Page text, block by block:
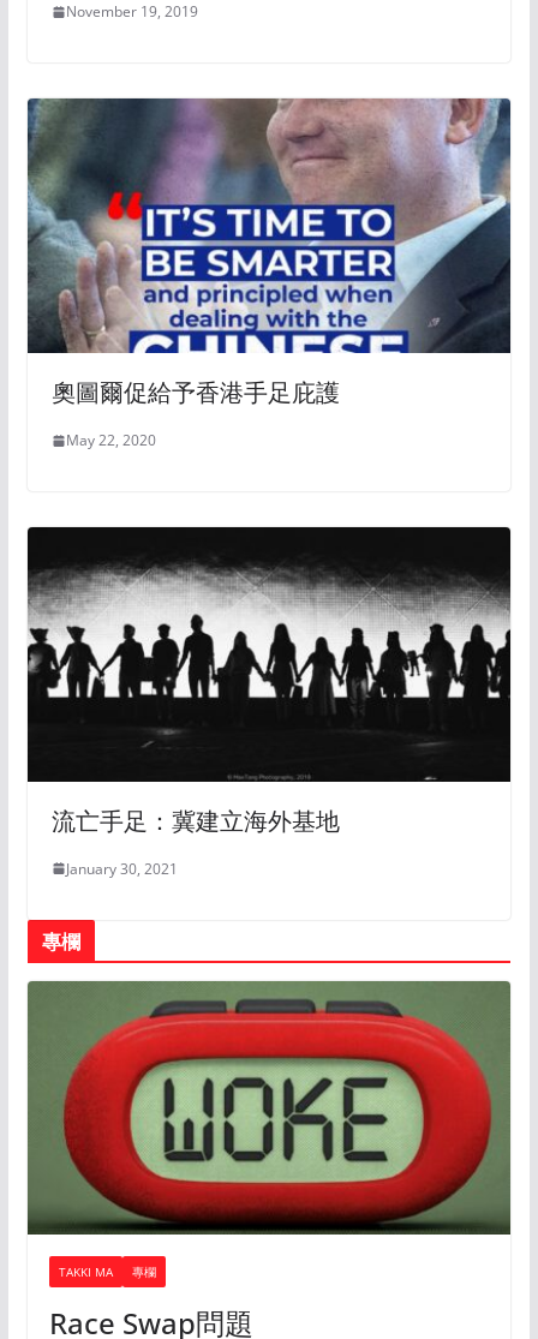
November 19, 2019
奧圖爾促給予香港手足庇護
May 22, 2020
流亡手足：冀建立海外基地
January 30, 2021
專欄
TAKKI MA 專欄
Race Swap問題